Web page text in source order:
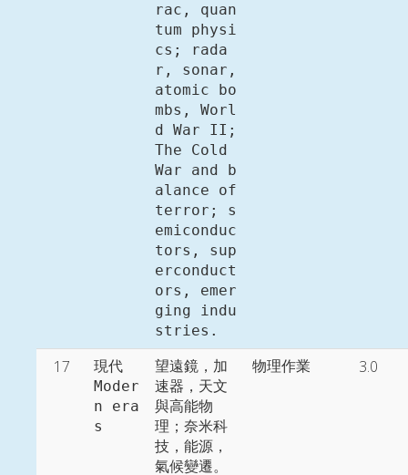
rac, quan
tum physi
cs; rada
r, sonar,
atomic bo
mbs, Worl
d War II;
The Cold
War and b
alance of
terror; s
emiconduc
tors, sup
erconduct
ors, emer
ging indu
stries.
17
現代
Moder
n era
s
望遠鏡，加
速器，天文
與高能物
理；奈米科
技，能源，
氣候變遷。
物理作業 3.0